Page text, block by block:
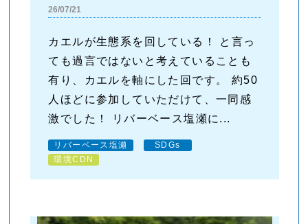
26/07/21
カエルが生態系を回している！ と言っ
ても過言ではないと考えていることも
有り、カエルを軸にした回です。 約50
人ほどに参加していただけて、一同感
激でした！ リバーベース塩瀬に...
リバーベース塩瀬
SDGs
環境CDN